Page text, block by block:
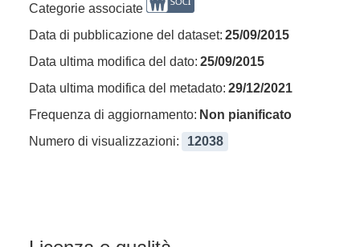
Categorie associate
Data di pubblicazione del dataset: 25/09/2015
Data ultima modifica del dato: 25/09/2015
Data ultima modifica del metadato: 29/12/2021
Frequenza di aggiornamento: Non pianificato
Numero di visualizzazioni:
12038